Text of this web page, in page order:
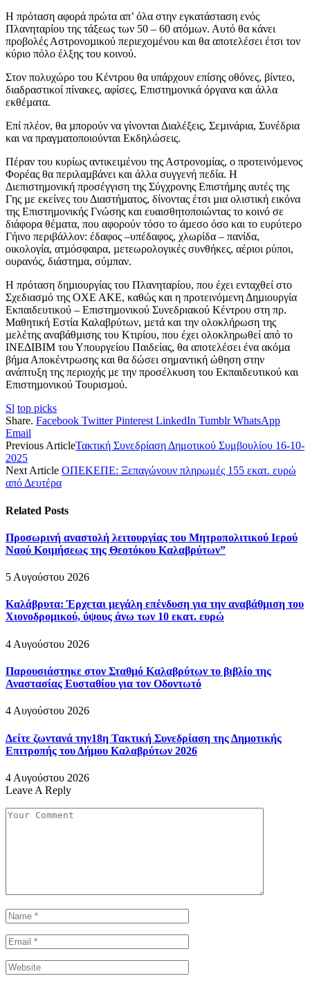
Η πρόταση αφορά πρώτα απ’ όλα στην εγκατάσταση ενός
Πλανηταρίου της τάξεως των 50 – 60 ατόµων. Αυτό θα κάνει
προβολές Αστρονοµικού περιεχοµένου και θα αποτελέσει έτσι τον
κύριο πόλο έλξης του κοινού.
Στον πολυχώρο του Κέντρου θα υπάρχουν επίσης οθόνες, βίντεο,
διαδραστικοί πίνακες, αφίσες, Επιστηµονικά όργανα και άλλα
εκθέµατα.
Επί πλέον, θα µπορούν να γίνονται Διαλέξεις, Σεµινάρια, Συνέδρια
και να πραγµατοποιούνται Εκδηλώσεις.
Πέραν του κυρίως αντικειµένου της Αστρονοµίας, ο προτεινόµενος
Φορέας θα περιλαµβάνει και άλλα συγγενή πεδία. Η
Διεπιστηµονική προσέγγιση της Σύγχρονης Επιστήµης αυτές της
Γης µε εκείνες του Διαστήµατος, δίνοντας έτσι µια ολιστική εικόνα
της Επιστηµονικής Γνώσης και ευαισθητοποιώντας το κοινό σε
διάφορα θέµατα, που αφορούν τόσο το άµεσο όσο και το ευρύτερο
Γήινο περιβάλλον: έδαφος –υπέδαφος, χλωρίδα – πανίδα,
οικολογία, ατµόσφαιρα, µετεωρολογικές συνθήκες, αέριοι ρύποι,
ουρανός, διάστηµα, σύµπαν.
Η πρόταση δηµιουργίας του Πλανηταρίου, που έχει ενταχθεί στο
Σχεδιασµό της ΟΧΕ ΑΚΕ, καθώς και η προτεινόµενη Δηµιουργία
Εκπαιδευτικού – Επιστηµονικού Συνεδριακού Κέντρου στη πρ.
Μαθητική Εστία Καλαβρύτων, µετά και την ολοκλήρωση της
µελέτης αναβάθµισης του Κτιρίου, που έχει ολοκληρωθεί από το
ΙΝΕΔΙΒΙΜ του Υπουργείου Παιδείας, θα αποτελέσει ένα ακόµα
βήµα Αποκέντρωσης και θα δώσει σημαντική ώθηση στην
ανάπτυξη της περιοχής µε την προσέλκυση του Εκπαιδευτικού και
Επιστηµονικού Τουρισµού.
Sl top picks
Share. Facebook Twitter Pinterest LinkedIn Tumblr WhatsApp
Email
Previous ArticleΤακτική Συνεδρίαση Δημοτικού Συμβουλίου 16-10-
2025
Next Article ΟΠΕΚΕΠΕ: Ξεπαγώνουν πληρωμές 155 εκατ. ευρώ
από Δευτέρα
Related Posts
Προσωρινή αναστολή λειτουργίας του Μητροπολιτικού Ιερού
Ναού Κοιμήσεως της Θεοτόκου Καλαβρύτων”
5 Αυγούστου 2026
Καλάβρυτα: Έρχεται μεγάλη επένδυση για την αναβάθμιση του
Χιονοδρομικού, ύψους άνω των 10 εκατ. ευρώ
4 Αυγούστου 2026
Παρουσιάστηκε στον Σταθμό Καλαβρύτων το βιβλίο της
Αναστασίας Ευσταθίου για τον Οδοντωτό
4 Αυγούστου 2026
Δείτε ζωντανά την18η Τακτική Συνεδρίαση της Δημοτικής
Επιτροπής του Δήμου Καλαβρύτων 2026
4 Αυγούστου 2026
Leave A Reply